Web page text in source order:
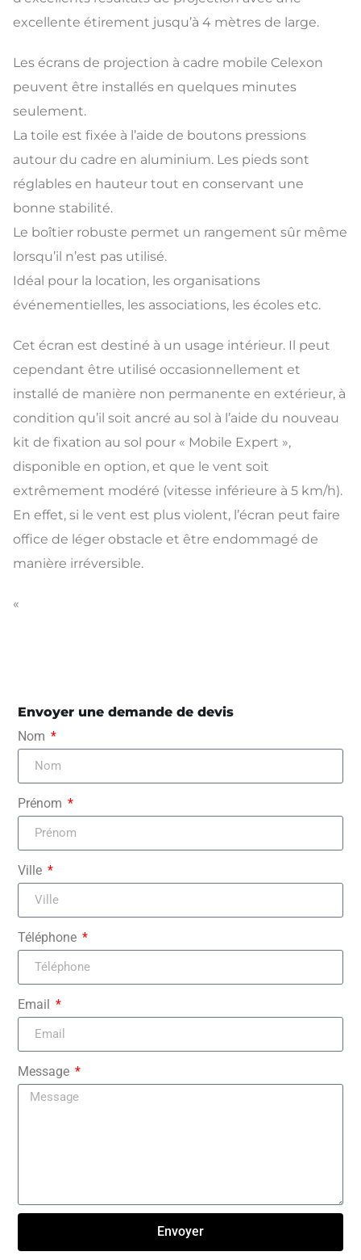
excellente étirement jusqu’à 4 mètres de large.
Les écrans de projection à cadre mobile Celexon
peuvent être installés en quelques minutes
seulement.
La toile est fixée à l’aide de boutons pressions
autour du cadre en aluminium. Les pieds sont
réglables en hauteur tout en conservant une
bonne stabilité.
Le boîtier robuste permet un rangement sûr même
lorsqu’il n’est pas utilisé.
Idéal pour la location, les organisations
événementielles, les associations, les écoles etc.
Cet écran est destiné à un usage intérieur. Il peut
cependant être utilisé occasionnellement et
installé de manière non permanente en extérieur, à
condition qu’il soit ancré au sol à l’aide du nouveau
kit de fixation au sol pour « Mobile Expert »,
disponible en option, et que le vent soit
extrêmement modéré (vitesse inférieure à 5 km/h).
En effet, si le vent est plus violent, l’écran peut faire
office de léger obstacle et être endommagé de
manière irréversible.
«
Envoyer une demande de devis
Nom
Prénom
Ville
Téléphone
Email
Message
Envoyer